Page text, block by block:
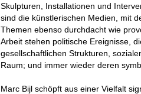
Skulpturen, Installationen und
sind die künstlerischen Medien, mit
Themen ebenso durchdacht wie
Arbeit stehen politische Ereignisse,
gesellschaftlichen Strukturen,
Raum; und immer wieder deren
Marc Bijl schöpft aus einer Vielfalt